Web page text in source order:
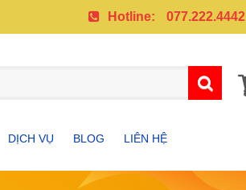
Hotline: 077.222.4442
DỊCH VỤ BLOG LIÊN HỆ